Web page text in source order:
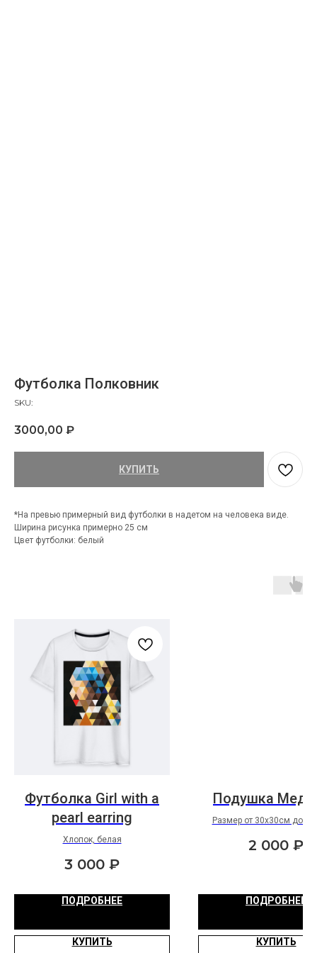
Футболка Полковник
SKU:
3000,00 ₽
КУПИТЬ
*На превью примерный вид футболки в надетом на человека виде.
Ширина рисунка примерно 25 см
Цвет футболки: белый
Футболка Girl with a
pearl earring
Хлопок, белая
3 000 ₽
ПОДРОБНЕЕ
КУПИТЬ
Подушка
Размер от 30х30см до
2 000 ₽
ПОДРОБНЕЕ
КУПИТЬ